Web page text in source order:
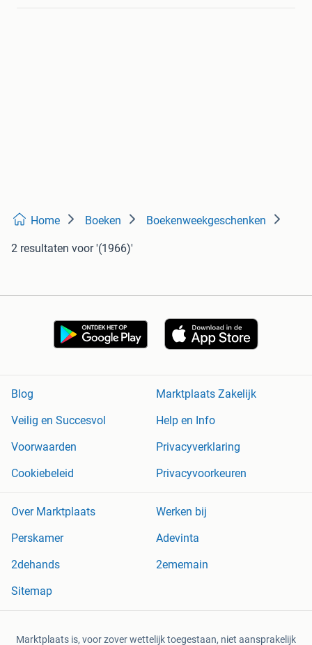
Home Boeken Boekenweekgeschenken
2 resultaten voor '(1966)'
Blog
Marktplaats Zakelijk
Veilig en Succesvol
Help en Info
Voorwaarden
Privacyverklaring
Cookiebeleid
Privacyvoorkeuren
Over Marktplaats
Werken bij
Perskamer
Adevinta
2dehands
2ememain
Sitemap
Marktplaats is, voor zover wettelijk toegestaan, niet aansprakelijk